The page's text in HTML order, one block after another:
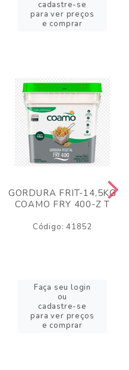
cadastre-se
para ver preços
e comprar
GORDURA FRIT-14,5KG
COAMO FRY 400-Z T
Código: 41852
Faça seu login
ou
cadastre-se
para ver preços
e comprar